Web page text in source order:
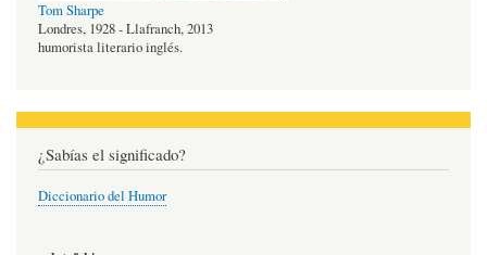
Tom Sharpe
Londres, 1928 - Llafranch, 2013
humorista literario inglés.
¿Sabías el significado?
Diccionario del Humor